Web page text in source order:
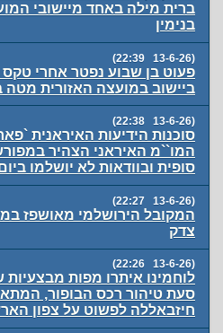
ברית מילה באחד מיישובי
בנימין
(13-6-26 22:39)
פעוט בן שבוע נפטר אחרי טקס
ביישוב במועצה האזורית מטה
(13-6-26 22:38)
סוכנות הידיעות האיראנית
המו``מ האיראני הצהיר
סופית ובוודאות לא יושלמו
(13-6-26 22:27)
המקובל הירושלמי מאושפז
צדק
(13-6-26 22:26)
לוחמינו איתרו מפות
סעת טיהור רכס הבופור,
חיזבאללה לפשוט על צפון